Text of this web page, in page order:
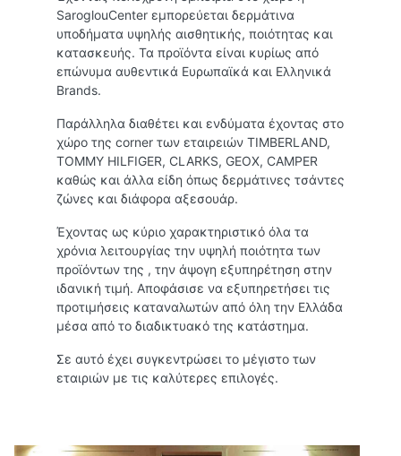
SaroglouCenter εμπορεύεται δερμάτινα
υποδήματα υψηλής αισθητικής, ποιότητας και
κατασκευής. Τα προϊόντα είναι κυρίως από
επώνυμα αυθεντικά Ευρωπαϊκά και Ελληνικά
Brands.
Παράλληλα διαθέτει και ενδύματα έχοντας στο
χώρο της corner των εταιρειών TIMBERLAND,
TOMMY HILFIGER, CLARKS, GEOX, CAMPER
καθώς και άλλα είδη όπως δερμάτινες τσάντες
ζώνες και διάφορα αξεσουάρ.
Έχοντας ως κύριο χαρακτηριστικό όλα τα
χρόνια λειτουργίας την υψηλή ποιότητα των
προϊόντων της , την άψογη εξυπηρέτηση στην
ιδανική τιμή. Αποφάσισε να εξυπηρετήσει τις
προτιμήσεις καταναλωτών από όλη την Ελλάδα
μέσα από το διαδικτυακό της κατάστημα.
Σε αυτό έχει συγκεντρώσει το μέγιστο των
εταιριών με τις καλύτερες επιλογές.